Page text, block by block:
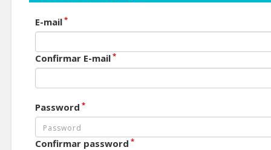
E-mail *
Confirmar E-mail *
Password *
Confirmar password *